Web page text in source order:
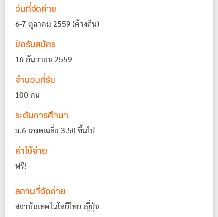
วันที่จัดค่าย
6-7 ตุลาคม 2559 (ค้างคืน)
ปิดรับสมัคร
16 กันยายน 2559
จำนวนที่รับ
100 คน
ระดับการศึกษา
ม.6 เกรดเฉลี่ย 3.50 ขึ้นไป
ค่าใช้จ่าย
ฟรี!
สถานที่จัดค่าย
สถาบันเทคโนโลยีไทย-ญี่ปุ่น